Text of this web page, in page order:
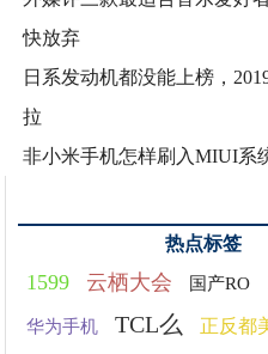
快放弃
日系发动机都没能上榜，
拉
非小米手机怎样刷入MIUI系
热点标签
1599 云栖大会 国产RO
华为手机 TCL么 正反都